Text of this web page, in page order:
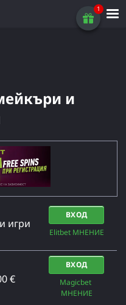
и
игри
ВХОД
Elitbet МНЕНИЕ
€
ВХОД
Magicbet
МНЕНИЕ